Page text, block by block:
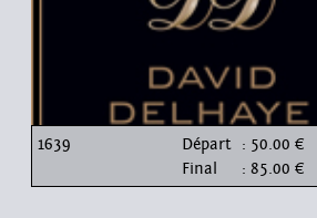
1639 Départ : 50.00 €
Final
: 85.00 €